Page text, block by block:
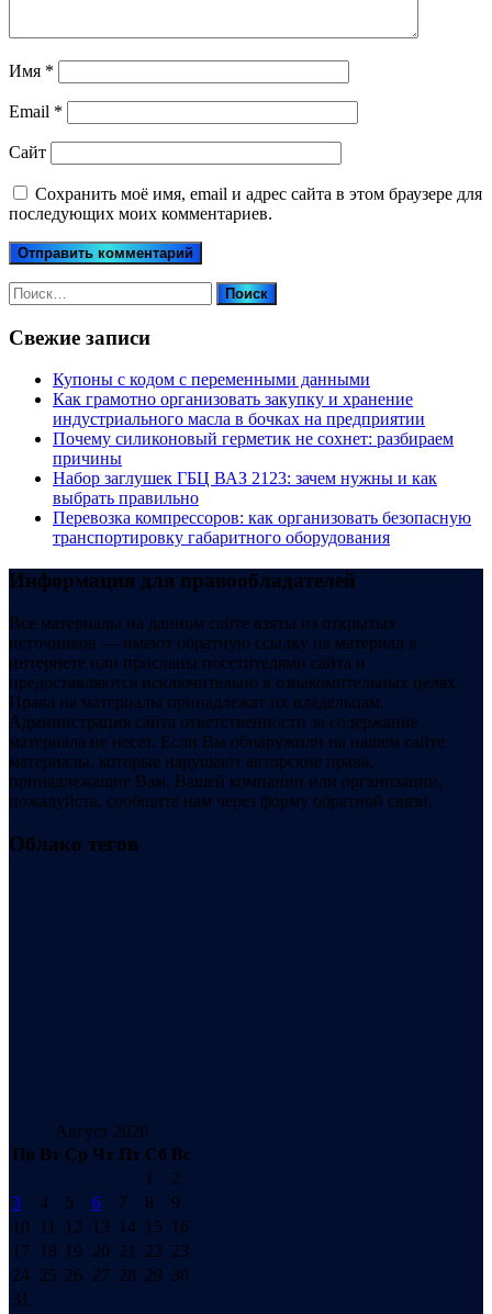
Имя *
Email *
Сайт
Сохранить моё имя, email и адрес сайта в этом браузере для
последующих моих комментариев.
Найти:
Свежие записи
Купоны c кодом с переменными данными
Как грамотно организовать закупку и хранение
индустриального масла в бочках на предприятии
Почему силиконовый герметик не сохнет: разбираем
причины
Набор заглушек ГБЦ ВАЗ 2123: зачем нужны и как
выбрать правильно
Перевозка компрессоров: как организовать безопасную
транспортировку габаритного оборудования
Информация для правообладателей
Все материалы на данном сайте взяты из открытых
источников — имеют обратную ссылку на материал в
интернете или присланы посетителями сайта и
предоставляются исключительно в ознакомительных целях.
Права на материалы принадлежат их владельцам.
Администрация сайта ответственности за содержание
материала не несет. Если Вы обнаружили на нашем сайте
материалы, которые нарушают авторские права,
принадлежащие Вам, Вашей компании или организации,
пожалуйста, сообщите нам через форму обратной связи.
Облако тегов
Август 2026
Пн Вт Ср Чт Пт Сб Вс
1
2
3
4 5 6 7 8
9
10
11 12 13 14 15
16
17
18 19 20 21 22 23
24 25 26 27 28 29 30
31